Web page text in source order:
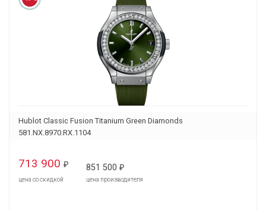
Hublot Classic Fusion Titanium Green Diamonds
581.NX.8970.RX.1104
713 900 ₽
цена со скидкой
851 500 ₽
цена производителя